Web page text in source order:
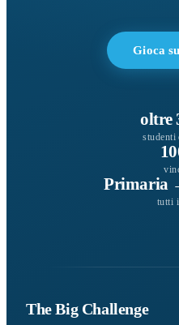
Gioca
oltre
studenti
Primaria
tutti
The Big Challenge